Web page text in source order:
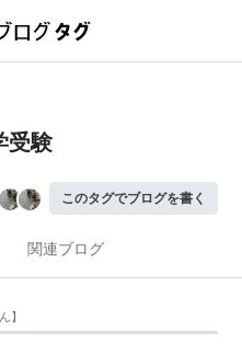
受験
このタグでブログを書く
関連ブログ
】